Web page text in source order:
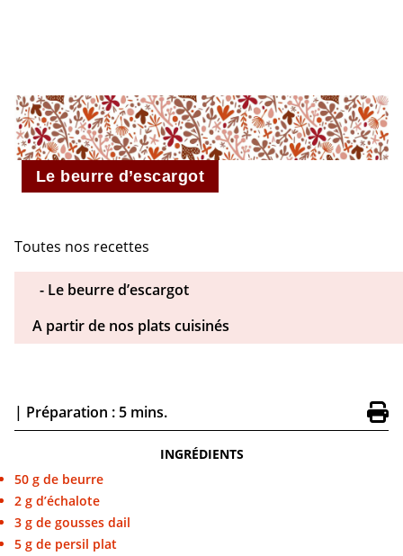
Le beurre d’escargot
Toutes nos recettes
| Préparation : 5 mins.
INGRÉDIENTS
50 g de beurre
2 g d’échalote
3 g de gousses dail
5 g de persil plat